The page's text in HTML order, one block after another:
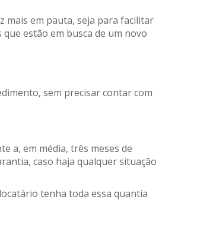
mais em pauta, seja para facilitar
estão em busca de um novo
sem precisar contar com
a, em média, três meses de
caso haja qualquer situação
tenha toda essa quantia